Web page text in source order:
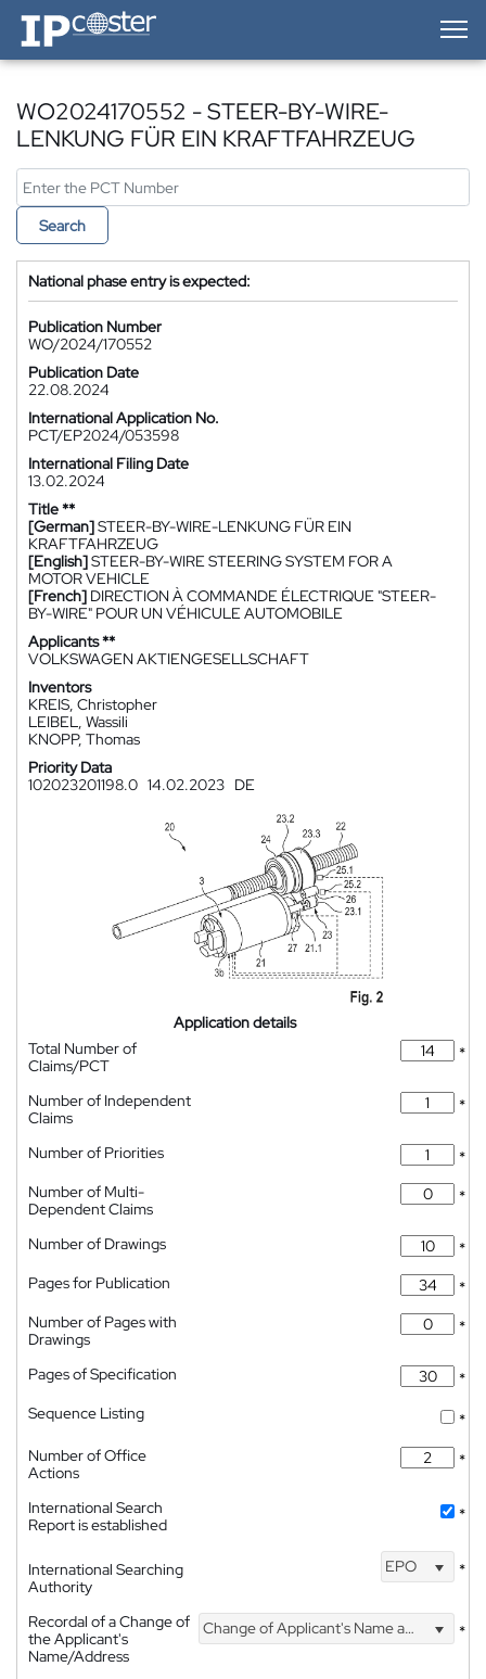
IP-Coster — Home
WO2024170552 - STEER-BY-WIRE-
LENKUNG FÜR EIN KRAFTFAHRZEUG
Search
National phase entry is expected:
Publication Number
WO/2024/170552
Publication Date
22.08.2024
International Application No.
PCT/EP2024/053598
International Filing Date
13.02.2024
Title **
[German]STEER-BY-WIRE-LENKUNG FÜR EIN
KRAFTFAHRZEUG
[English]STEER-BY-WIRE STEERING SYSTEM FOR A
MOTOR VEHICLE
[French] DIRECTION À COMMANDE ÉLECTRIQUE "STEER-
BY-WIRE" POUR UN VÉHICULE AUTOMOBILE
Applicants **
VOLKSWAGEN AKTIENGESELLSCHAFT
Inventors
KREIS, Christopher
LEIBEL, Wassili
KNOPP, Thomas
Priority Data
102023201198.0 14.02.2023 DE
Application details
Total Number of
Claims/PCT
*
Number of Independent
Claims
*
Number of Priorities
*
Number of Multi-
Dependent Claims
*
Number of Drawings
*
Pages for Publication
*
Number of Pages with
Drawings
*
Pages of Specification
*
Sequence Listing
*
Number of Office
Actions
*
International Search
Report is established
*
International Searching
Authority
EPO *
Recordal of a Change of
the Applicant's
Name/Address
Change of Applicant's Name and Address *